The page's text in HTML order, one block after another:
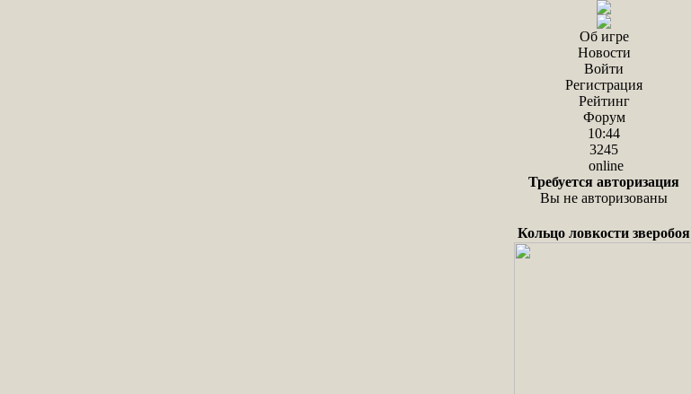
Об игре
Новости
Войти
Регистрация
Рейтинг
Форум
10:44
3245
online
Требуется авторизация
Вы не авторизованы
Кольцо ловкости зверобоя